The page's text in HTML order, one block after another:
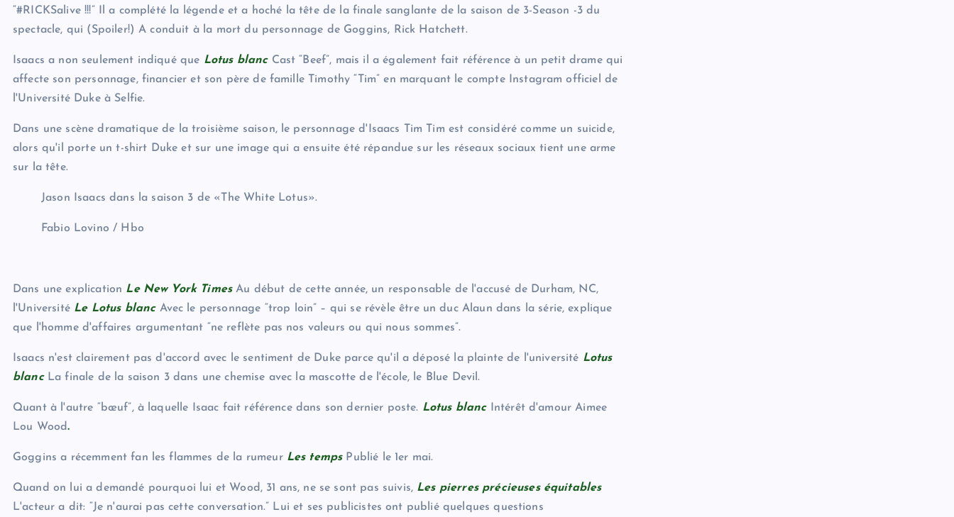
“#RICKSalive !!!” Il a complété la légende et a hoché la tête de la finale sanglante de la saison de 3-Season -3 du
spectacle, qui (Spoiler!) A conduit à la mort du personnage de Goggins, Rick Hatchett.
Isaacs a non seulement indiqué que Lotus blanc Cast “Beef”, mais il a également fait référence à un petit drame qui
affecte son personnage, financier et son père de famille Timothy “Tim” en marquant le compte Instagram officiel de
l'Université Duke à Selfie.
Dans une scène dramatique de la troisième saison, le personnage d'Isaacs Tim Tim est considéré comme un suicide,
alors qu'il porte un t-shirt Duke et sur une image qui a ensuite été répandue sur les réseaux sociaux tient une arme
sur la tête.
Jason Isaacs dans la saison 3 de «The White Lotus».
Fabio Lovino / Hbo
Dans une explication Le New York TimesAu début de cette année, un responsable de l'accusé de Durham, NC,
l'Université Le Lotus blancAvec le personnage “trop ​​loin” – qui se révèle être un duc Alaun dans la série, explique
que l'homme d'affaires argumentant “ne reflète pas nos valeurs ou qui nous sommes”.
Isaacs n'est clairement pas d'accord avec le sentiment de Duke parce qu'il a déposé la plainte de l'université Lotus
blancLa finale de la saison 3 dans une chemise avec la mascotte de l'école, le Blue Devil.
Quant à l'autre “bœuf”, à laquelle Isaac fait référence dans son dernier poste. Lotus blanc
Intérêt d'amour Aimee
Lou Wood.
Goggins a récemment fan les flammes de la rumeur Les tempsPublié le 1er mai.
Quand on lui a demandé pourquoi lui et Wood, 31 ans, ne se sont pas suivis, Les pierres précieuses équitables
L'acteur a dit: “Je n'aurai pas cette conversation.” Lui et ses publicistes ont publié quelques questions